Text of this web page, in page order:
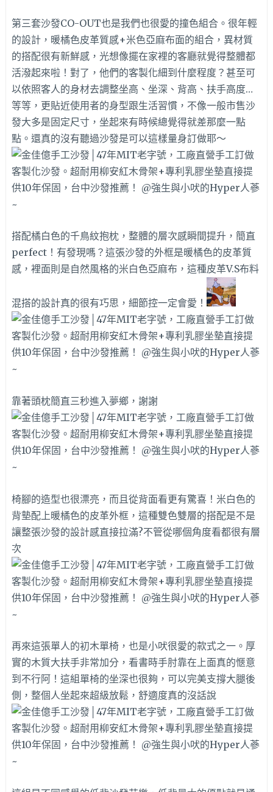
第三套沙發CO-OUT也是我們也很愛的撞色組合。很年輕
的設計，暖橘色皮革質感+米色亞麻布面的組合，異材質
的搭配很有新鮮感，光想像擺在家裡的客廳就覺得整體都
活潑起來啦！對了，他們的客製化細到什麼程度？甚至可
以依照客人的身材去調整坐高、坐深、背高、扶手高度…
等等，更貼近使用者的身型跟生活習慣，不像一般市售沙
發大多是固定尺寸，坐起來有時候總覺得就差那麼一點
點。還真的沒有聽過沙發是可以這樣量身訂做耶～
搭配橘白色的千鳥紋抱枕，整體的層次感瞬間提升，簡直
perfect！有發現嗎？這張沙發的外框是暖橘色的皮革質
感，裡面則是自然風格的米白色亞麻布，這種皮革V.S布料
混搭的設計真的很有巧思，細節控一定會愛！
靠著頭枕簡直三秒進入夢鄉，謝謝
椅腳的造型也很漂亮，而且從背面看更有驚喜！米白色的
背墊配上暖橘色的皮革外框，這種雙色雙層的搭配是不是
讓整張沙發的設計感直接拉滿?不管從哪個角度看都很有層
次
再來這張單人的初木單椅，也是小吠很愛的款式之一。厚
實的木質大扶手非常加分，看書時手肘靠在上面真的愜意
到不行阿！這組單椅的坐深也很夠，可以完美支撐大腿後
側，整個人坐起來超級放鬆，舒適度真的沒話說